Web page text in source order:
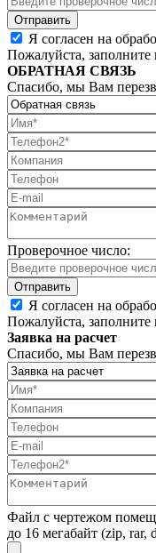
Я согласен на
Пожалуйста, заполните
ОБРАТНАЯ СВЯЗЬ
Спасибо, мы Вам
Проверочное число:
Я согласен на
Пожалуйста, заполните
Заявка на расчет
Спасибо, мы Вам
Файл с чертежом
до 16 мегабайт (zip, rar,